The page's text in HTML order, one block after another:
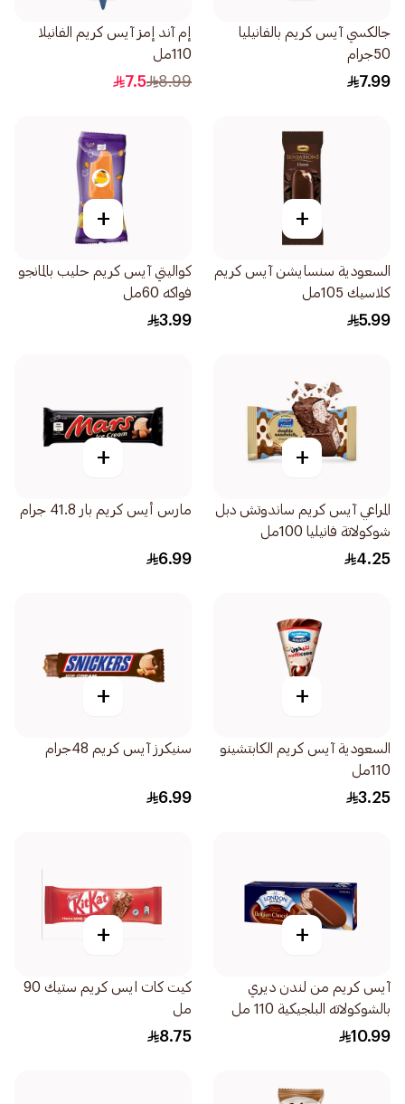
جالكسي آيس كريم بالفانيليا
50جرام
7.99
إم آند إمز آيس كريم الفانيلا
110مل
8.99
7.5
+
السعودية سنسايشن آيس كريم
كلاسيك 105مل
5.99
+
كواليتي آيس كريم حليب بالمانجو
فواكه 60مل
3.99
+
المراعي آيس كريم ساندوتش دبل
شوكولاتة فانيليا 100مل
4.25
+
مارس أيس كريم بار 41.8 جرام
6.99
+
السعودية آيس كريم الكابتشينو
110مل
3.25
+
سنيكرز آيس كريم 48جرام
6.99
+
آيس كريم من لندن ديري
بالشوكولاته البلجيكية 110 مل
10.99
+
كيت كات ايس كريم ستيك 90
مل
8.75